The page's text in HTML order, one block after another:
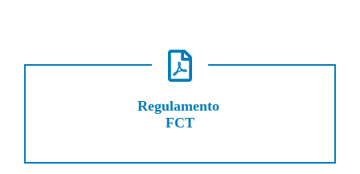
Regulamento
FCT